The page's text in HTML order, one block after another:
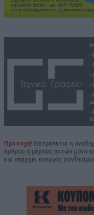
Προσοχή! Επιτρέπεται η
άρθρου ή μέρους αυτών μόνο
και υπάρχει ενεργός